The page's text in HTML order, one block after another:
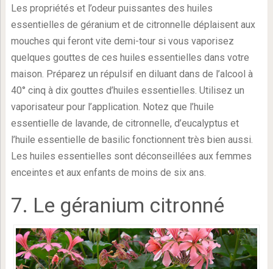
Les propriétés et l’odeur puissantes des huiles
essentielles de géranium et de citronnelle déplaisent aux
mouches qui feront vite demi-tour si vous vaporisez
quelques gouttes de ces huiles essentielles dans votre
maison. Préparez un répulsif en diluant dans de l’alcool à
40° cinq à dix gouttes d’huiles essentielles. Utilisez un
vaporisateur pour l’application. Notez que l’huile
essentielle de lavande, de citronnelle, d’eucalyptus et
l’huile essentielle de basilic fonctionnent très bien aussi.
Les huiles essentielles sont déconseillées aux femmes
enceintes et aux enfants de moins de six ans.
7. Le géranium citronné